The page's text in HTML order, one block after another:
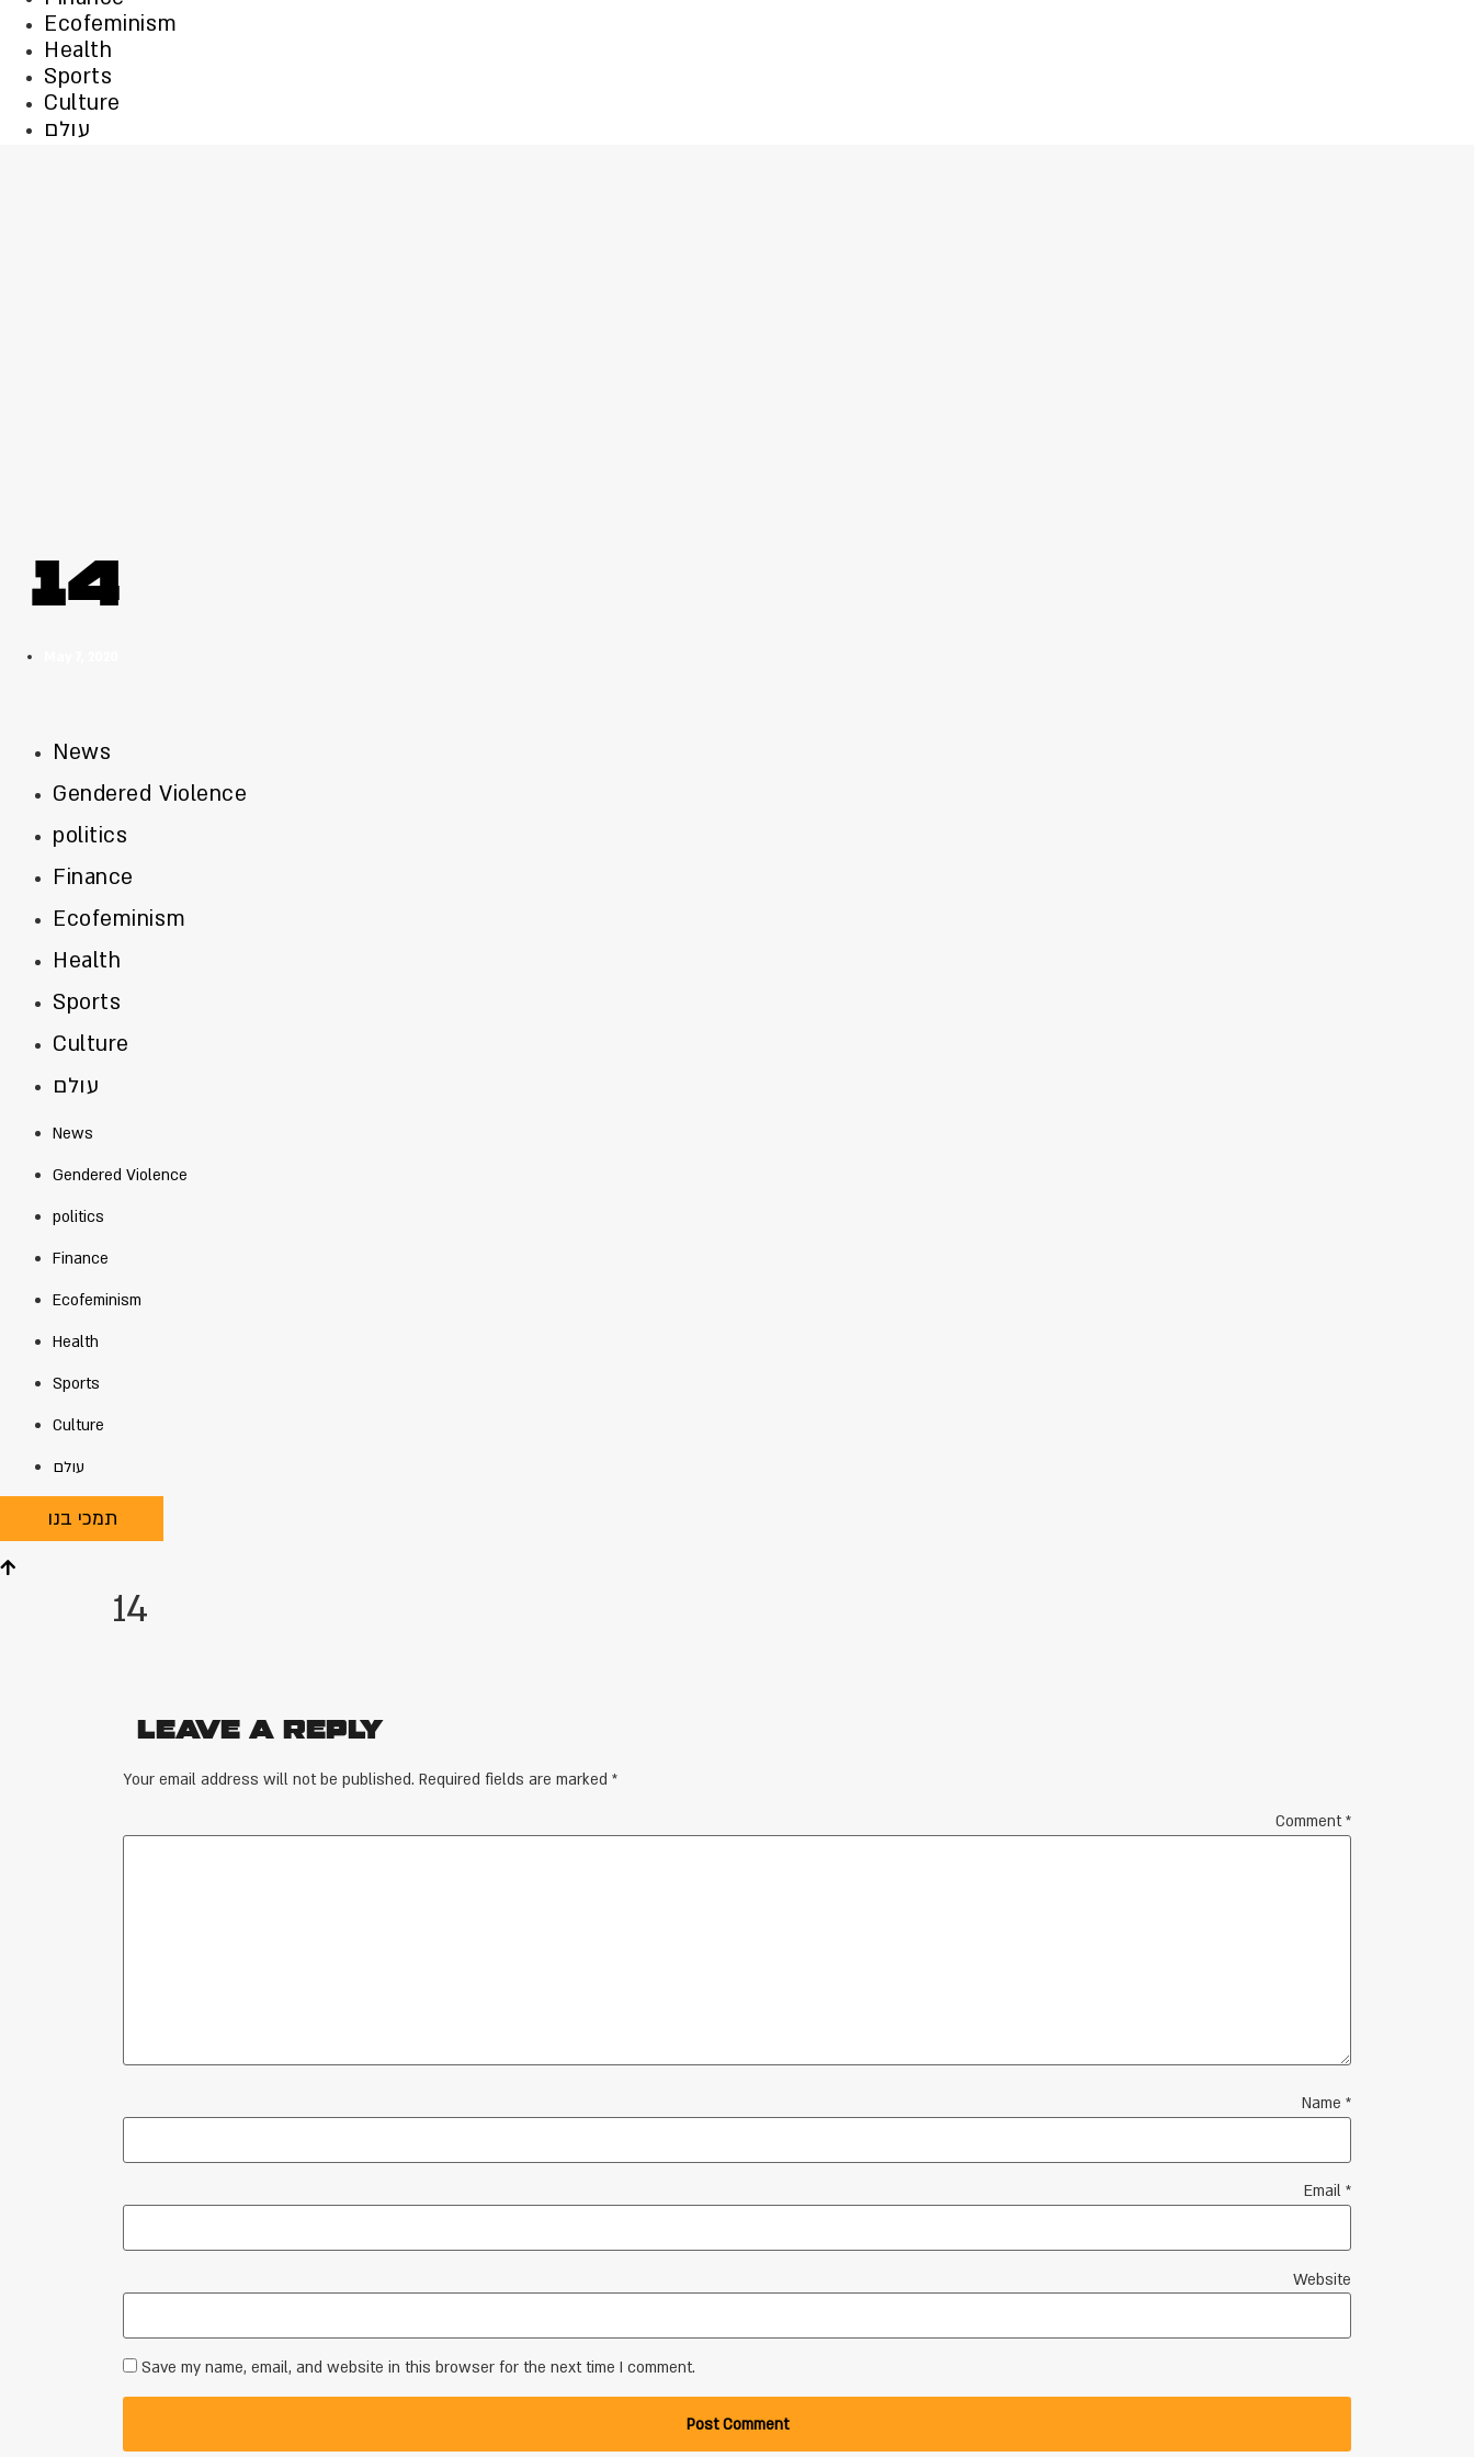
Ecofeminism
Health
Sports
Culture
עולם
14
News
Gendered Violence
politics
Finance
Ecofeminism
Health
Sports
Culture
עולם
News
Gendered Violence
politics
Finance
Ecofeminism
Health
Sports
Culture
עולם
תמכי בנו
14
Leave a Reply
Your email address will not be published. Required fields are marked *
Comment*
Name *
Email *
Website
Save my name, email, and website in this browser for the next time I comment.